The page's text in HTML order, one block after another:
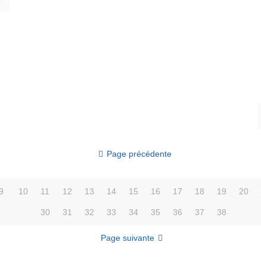
Page précédente
9 10 11 12 13 14 15 16 17 18 19 20
30 31 32 33 34 35 36 37 38
Page suivante